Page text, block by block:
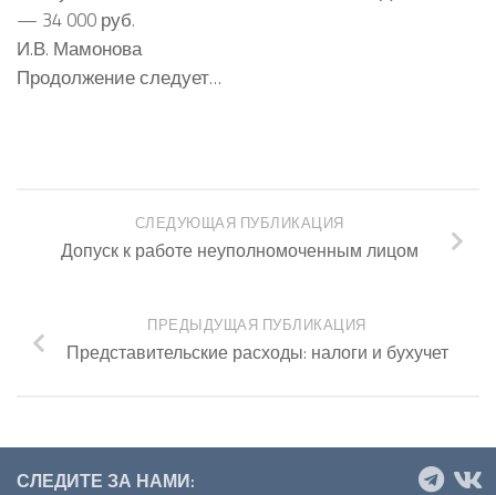
— 34 000 руб.
И.В. Мамонова
Продолжение следует…
СЛЕДУЮЩАЯ ПУБЛИКАЦИЯ
Допуск к работе неуполномоченным лицом
ПРЕДЫДУЩАЯ ПУБЛИКАЦИЯ
Представительские расходы: налоги и бухучет
СЛЕДИТЕ ЗА НАМИ: